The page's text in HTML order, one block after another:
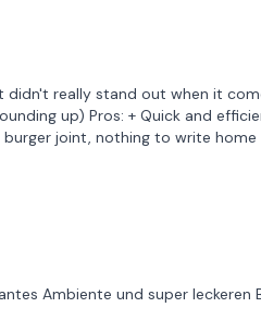
didn't really stand out when it
up) Pros: + Quick and
joint, nothing to write
Ambiente und super leckeren